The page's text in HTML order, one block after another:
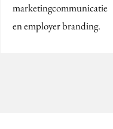
marketingcommunicatie
en employer branding.